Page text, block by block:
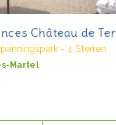
Château de
- 4 Sterren
Martel